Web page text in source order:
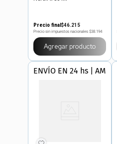
Precio final$46.215
Precio sin impuestos nacionales $38.194
Agregar producto
ENVÍO EN 24 hs | AMBA